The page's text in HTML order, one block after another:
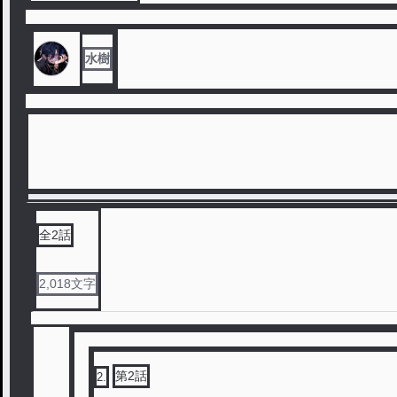
水樹
全2話
2,018文字
2 第2話